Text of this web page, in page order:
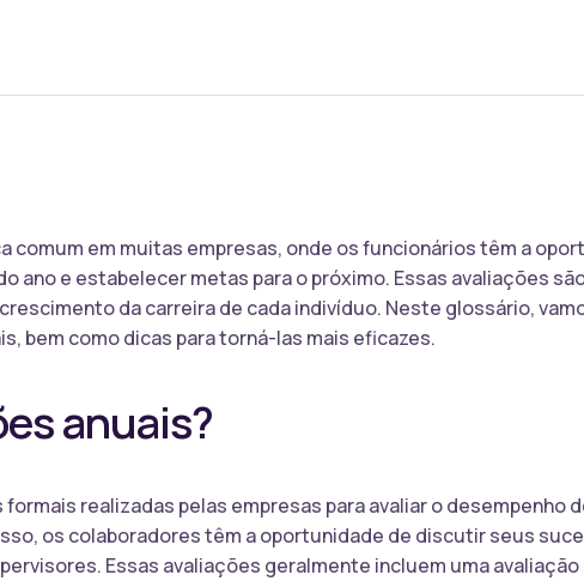
comum em muitas empresas, onde os funcionários têm a
ano e estabelecer metas para o próximo. Essas avaliações
da carreira de cada indivíduo. Neste glossário,
bem como dicas para torná-las mais eficazes.
anuais?
realizadas pelas empresas para avaliar o desempenho
os colaboradores têm a oportunidade de discutir seus
Essas avaliações geralmente incluem uma